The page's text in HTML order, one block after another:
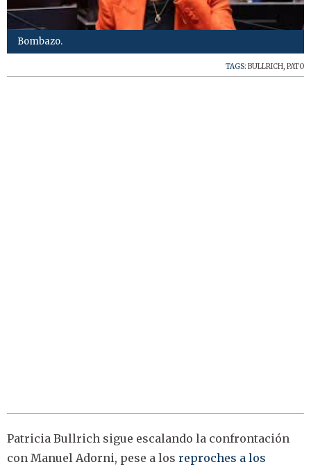
Bombazo.
TAGS: BULLRICH, PATO
Patricia Bullrich sigue escalando la confrontación
con Manuel Adorni, pese a los reproches a los